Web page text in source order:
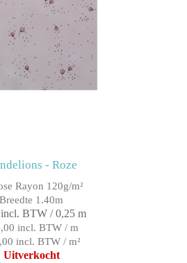
- Roze
Rayon 120g/m²
Breedte 1.40m
BTW / 0,25 m
incl. BTW / m
incl. BTW / m²
Uitverkocht